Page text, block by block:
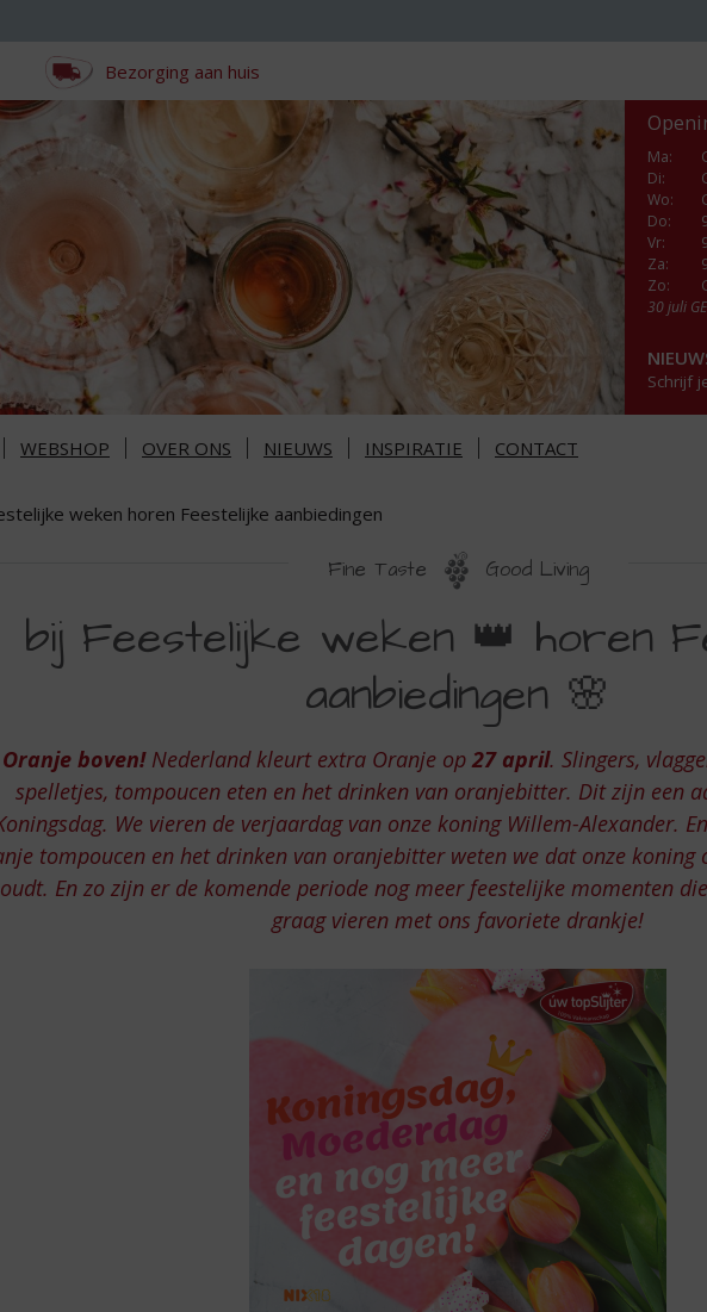
Bezorging aan huis
Ma:
Di:
Wo:
Do:
Vr:
Za:
Zo:
30 juli
Schrijf
WEBSHOP OVER ONS NIEUWS INSPIRATIE CONTACT
weken horen Feestelijke aanbiedingen
Fine Taste Good Living
bij Feestelijke weken 👑 horen
aanbiedingen 🌸
Oranje boven!Nederland kleurt extra Oranje op 27 april. Slingers,
spelletjes, tompoucen eten en het drinken van oranjebitter. Dit zijn een
We vieren de verjaardag van onze koning Willem-Alexander.
tompoucen en het drinken van oranjebitter weten we dat onze koning
En zo zijn er de komende periode nog meer feestelijke momenten
graag vieren met ons favoriete drankje!